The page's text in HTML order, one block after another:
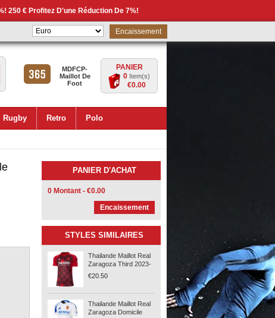
250 € Profitez D'une Réduction De 7%!
Encaissement
PANIER
0 Item(s)
€0.00
MDFCP-
Maillot De
Foot
Rugby Retro Polo
PANIER D'ACHAT
0 Montant - €0.00
Encaissement
STYLES SIMILAIRES
Thailande Maillot Real
Zaragoza Third 2023-
24
€20.50
Thailande Maillot Real
Zaragoza Domicile